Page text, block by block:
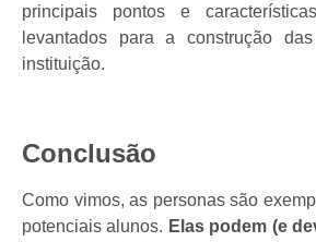
principais pontos e
levantados para a construção
instituição.
Conclusão
Como vimos, as personas são
potenciais alunos. Elas podem (e